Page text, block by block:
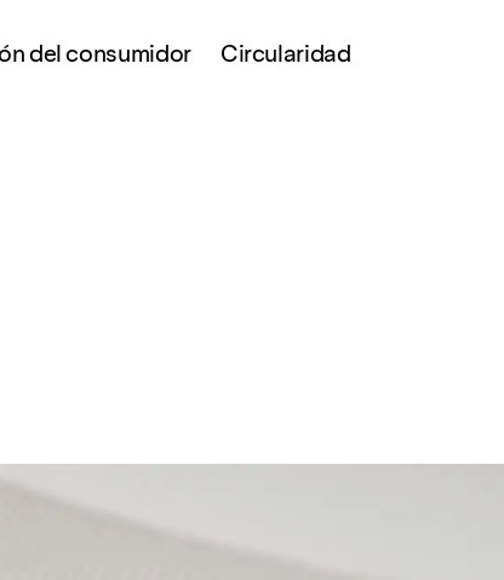
del consumidor Circularidad